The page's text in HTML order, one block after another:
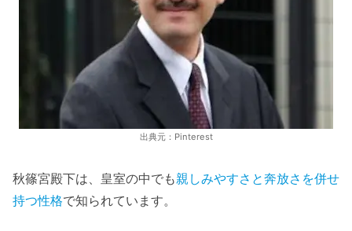
出典元：Pinterest
秋篠宮殿下は、皇室の中でも親しみやすさと奔放さを併せ
持つ性格で知られています。